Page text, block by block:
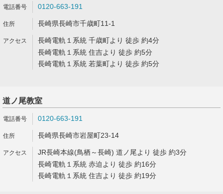
0120-663-191
長崎県長崎市千歳町11-1
長崎電軌１系統 千歳町より 徒歩 約4分
長崎電軌１系統 住吉より 徒歩 約5分
長崎電軌１系統 若葉町より 徒歩 約5分
道ノ尾教室
0120-663-191
長崎県長崎市岩屋町23-14
JR長崎本線(鳥栖～長崎) 道ノ尾より 徒歩 約3分
長崎電軌１系統 赤迫より 徒歩 約16分
長崎電軌１系統 住吉より 徒歩 約19分